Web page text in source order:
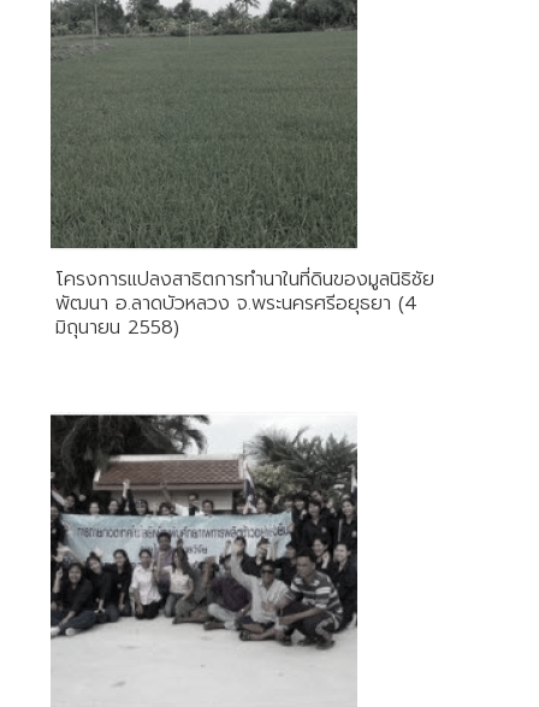
โครงการแปลงสาธิตการทำนาในที่ดินของมูลนิธิชัย
พัฒนา อ.ลาดบัวหลวง จ.พระนครศรีอยุธยา (4
มิถุนายน 2558)